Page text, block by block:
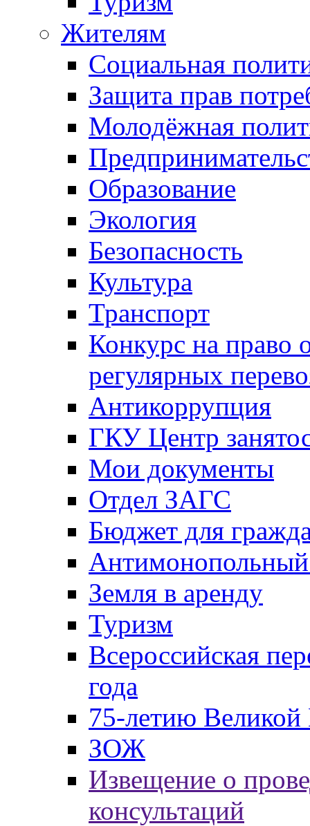
Жителям
Социальная
Защита прав
Молодёжная
Образование
Экология
Безопасность
Культура
Транспорт
Конкурс на право
регулярных
Антикоррупция
ГКУ Центр
Мои документы
Отдел ЗАГС
Бюджет для
Антимонопольный
Земля в аренду
Туризм
Всероссийская
года
75-летию
ЗОЖ
Извещение о
консультаций